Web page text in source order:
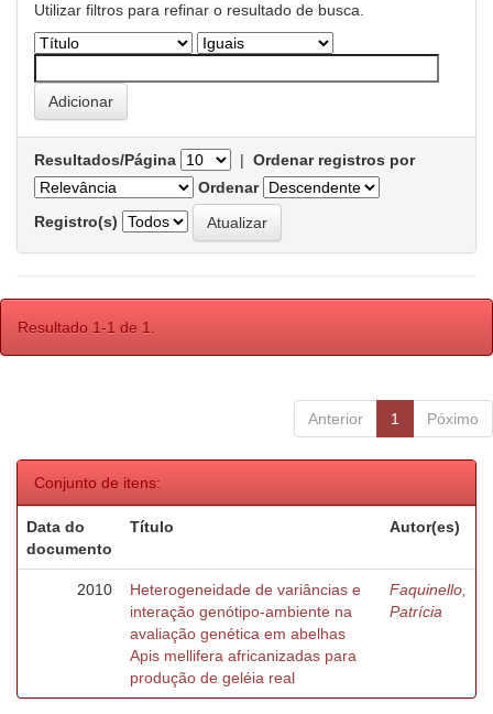
Utilizar filtros para refinar o resultado de busca.
Resultados/Página | Ordenar registros por
Ordenar
Registro(s)
Resultado 1-1 de 1.
Anterior 1 Póximo
Conjunto de itens:
Data do
documento
Título Autor(es)
2010
Heterogeneidade de variâncias e
interação genótipo-ambiente na
avaliação genética em abelhas
Apis mellifera africanizadas para
produção de geléia real
Faquinello,
Patrícia